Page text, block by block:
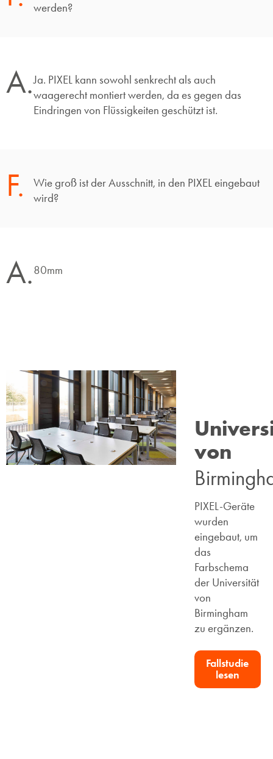
werden?
A.Ja. PIXEL kann sowohl senkrecht als auch
waagerecht montiert werden, da es gegen das
Eindringen von Flüssigkeiten geschützt ist.
F.
Wie groß ist der Ausschnitt, in den PIXEL eingebaut
wird?
A.80mm
von
PIXEL-Geräte
wurden
eingebaut, um
das
Farbschema
der Universität
von
Birmingham
zu ergänzen.
Fallstudie
lesen